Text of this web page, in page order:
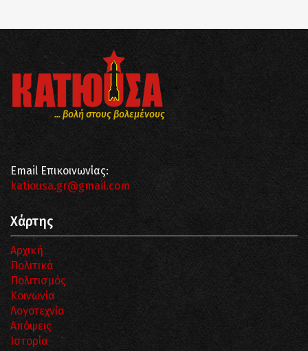
... βολή στους βολεμένους
Email Επικοινωνίας:
katiousa.gr@gmail.com
Χάρτης
Αρχική
Πολιτικά
Πολιτισμός
Κοινωνία
Λογοτεχνία
Απόψεις
Ιστορία